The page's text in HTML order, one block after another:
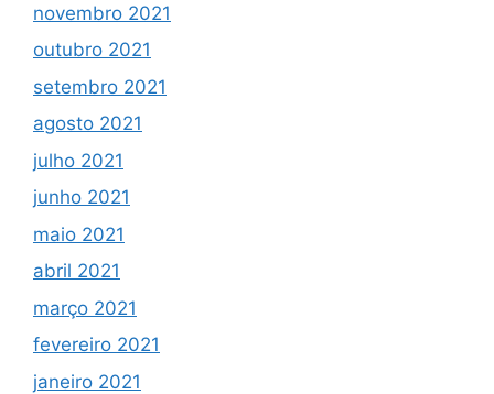
novembro 2021
outubro 2021
setembro 2021
agosto 2021
julho 2021
junho 2021
maio 2021
abril 2021
março 2021
fevereiro 2021
janeiro 2021